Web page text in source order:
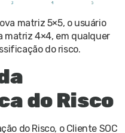
matriz 5×5, o usuário
matriz 4×4, em qualquer
do risco.
do Risco
do Risco, o Cliente SOC